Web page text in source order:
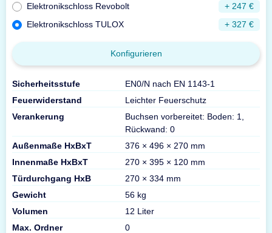
Elektronikschloss Revobolt
+ 247 €
Elektronikschloss TULOX
+ 327 €
Konfigurieren
Sicherheitsstufe
EN0/N nach EN 1143-1
Feuerwiderstand
Leichter Feuerschutz
Verankerung
Buchsen vorbereitet: Boden: 1,
Rückwand: 0
Außenmaße HxBxT
376 × 496 × 270 mm
Innenmaße HxBxT
270 × 395 × 120 mm
Türdurchgang HxB
270 × 334 mm
Gewicht
56 kg
Volumen
12 Liter
Max. Ordner
0